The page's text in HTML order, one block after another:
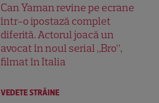
Can Yaman revine pe ecrane
într-o ipostază complet
diferită. Actorul joacă un
avocat în noul serial „Bro”,
filmat în Italia
VEDETE STRĂINE